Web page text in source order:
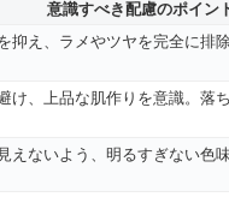
意識すべき配慮のポイン
抑え、ラメやツヤを完全に排
け、上品な肌作りを意識。落
えないよう、明るすぎない色